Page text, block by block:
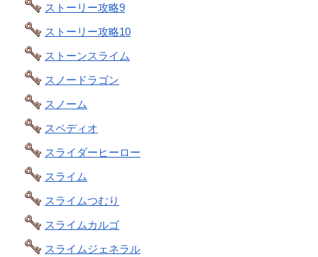
ストーリー攻略9
ストーリー攻略10
ストーンスライム
スノードラゴン
スノーム
スペディオ
スライダーヒーロー
スライム
スライムつむり
スライムカルゴ
スライムジェネラル